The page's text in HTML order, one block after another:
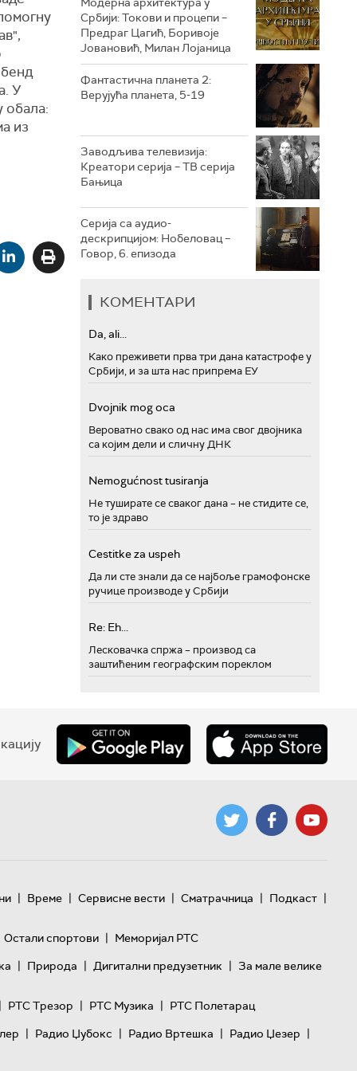
У
обала:
из
РТС ТРЕЗОР
РТС МУЗИКА
РТС ПОЛЕТАРАЦ
Србији: Токови и процепи –
Предраг Цагић, Боривоје
Јовановић, Милан Лојаница
Фантастична планета 2:
Верујућа планета, 5-19
Заводљива телевизија:
Креатори серија – ТВ серија
Бањица
Серија са аудио-
дескрипцијом: Нобеловац –
Говор, 6. епизода
КОМЕНТАРИ
Da, ali...
Како преживети прва три дана катастрофе у
Србији, и за шта нас припрема ЕУ
Dvojnik mog oca
Вероватно свако од нас има свог двојника
са којим дели и сличну ДНК
Nemogućnost tusiranja
Не туширате се сваког дана – не стидите се,
то је здраво
Cestitke za uspeh
Да ли сте знали да се најбоље грамофонске
ручице производе у Србији
Re: Eh...
Лесковачка спржа – производ са
заштићеним географским пореклом
| Време | Сервисне вести | Сматрачница | Подкаст |
Остали спортови | Меморијал РТС
| Природа | Дигитални предузетник | За мале велике
| РТС Трезор | РТС Музика | РТС Полетарац
| Радио Џубокс | Радио Вртешка | Радио Џезер |